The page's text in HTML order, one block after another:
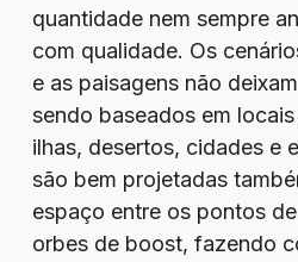
quantidade nem sempre
com qualidade. Os
e as paisagens não
sendo baseados em
ilhas, desertos, cidades e
são bem projetadas
espaço entre os pontos
orbes de boost, fazendo